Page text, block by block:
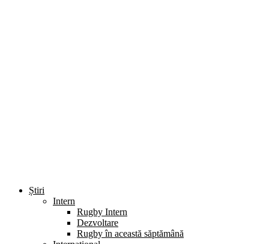
Știri
Intern
Rugby Intern
Dezvoltare
Rugby în această săptămână